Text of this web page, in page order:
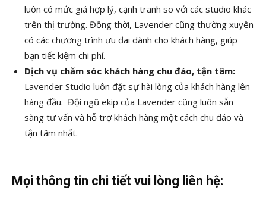
luôn có mức giá hợp lý, cạnh tranh so với các studio khác
trên thị trường. Đồng thời, Lavender cũng thường xuyên
có các chương trình ưu đãi dành cho khách hàng, giúp
bạn tiết kiệm chi phí.
Dịch vụ chăm sóc khách hàng chu đáo, tận tâm:
Lavender Studio luôn đặt sự hài lòng của khách hàng lên
hàng đầu. Đội ngũ ekip của Lavender cũng luôn sẵn
sàng tư vấn và hỗ trợ khách hàng một cách chu đáo và
tận tâm nhất.
Mọi thông tin chi tiết vui lòng liên hệ: